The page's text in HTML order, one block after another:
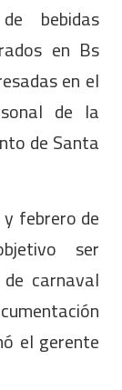
bebidas
en Bs
en el
de la
de Santa
febrero de
ser
carnaval
el gerente